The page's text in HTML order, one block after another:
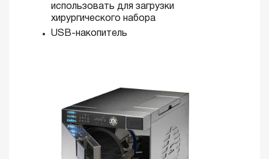
использовать для загрузки
хирургического набора
USB-накопитель